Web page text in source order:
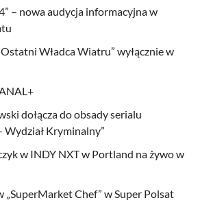
– nowa audycja informacyjna w
Ostatni Władca Wiatru” wyłącznie w
dołącza do obsady serialu
Wydział Kryminalny”
w INDY NXT w Portland na żywo w
„SuperMarket Chef” w Super Polsat